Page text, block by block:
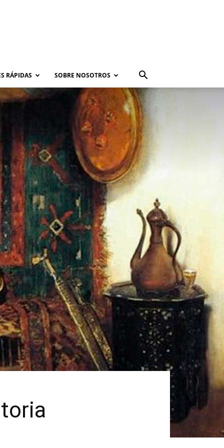
RÁPIDAS SOBRE NOSOTROS